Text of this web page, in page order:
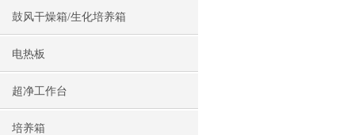
鼓风干燥箱/生化培养箱
电热板
超净工作台
培养箱